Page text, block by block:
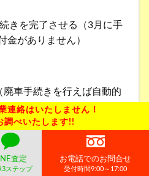
きを完了させる（3月に手
金がありません）
車手続きを行えば自動的
程で納付者宛に管轄の自動
連絡はいたしません！
調べいたします!!
査定
3ステップ
お電話でのお問合せ
受付時間9:00～17:00